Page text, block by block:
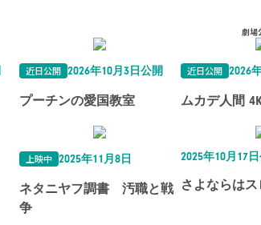
劇場
近日公開 2026年10月3日公開
プーチンの愛国教室
近日公開 2026
ムカデ人間
上映中 2025年11月8日
ネタニヤフ調書 汚職と戦
争
2025年10月17
さよならは